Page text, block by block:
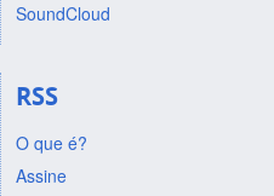
SoundCloud
RSS
O que é?
Assine